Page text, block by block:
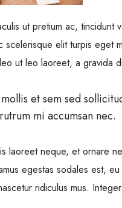
ut pretium ac, tincidunt
scelerisque elit turpis eget
ut leo laoreet, a gravida
et sem sed
mi accumsan nec.
laoreet neque, et ornare
egestas sodales est,
ridiculus mus.